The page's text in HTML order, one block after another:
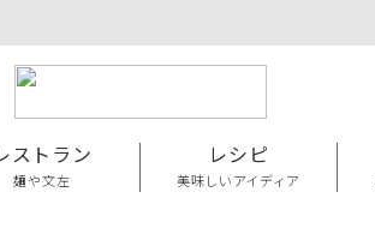
ストラン
麺や文左
レシピ
美味しいアイディア